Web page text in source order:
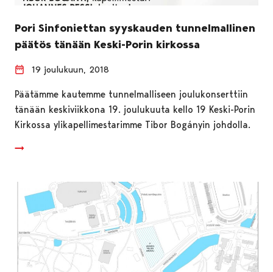
Pori Sinfoniettan syyskauden tunnelmallinen
päätös tänään Keski-Porin kirkossa
19 joulukuun, 2018
Päätämme kautemme tunnelmalliseen joulukonserttiin
tänään keskiviikkona 19. joulukuuta kello 19 Keski-Porin
Kirkossa ylikapellimestarimme Tibor Bogányin johdolla.